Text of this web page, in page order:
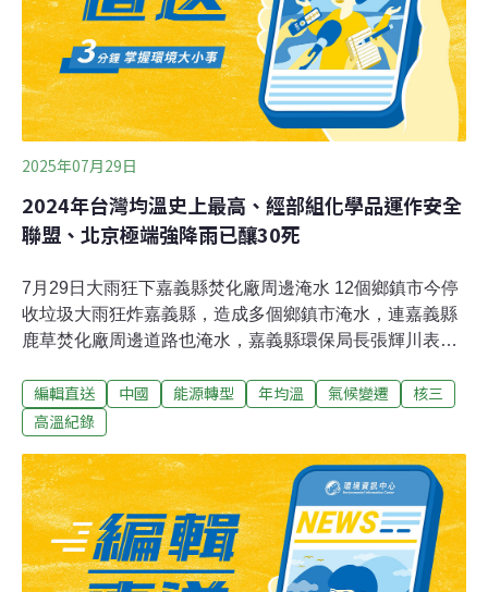
2025年07月29日
2024年台灣均溫史上最高、經部組化學品運作安全
聯盟、北京極端強降雨已釀30死
7月29日大雨狂下嘉義縣焚化廠周邊淹水 12個鄉鎮市今停
收垃圾大雨狂炸嘉義縣，造成多個鄉鎮市淹水，連嘉義縣
鹿草焚化廠周邊道路也淹水，嘉義縣環保局長張輝川表
個鄉鎮市暫時停止收垃圾一天。（自由時報報導）保育類
欖蠵龜困網哀吼 澎湖岸巡聞聲及時救援一隻保育類「欖
日前執行港區及岸際巡查，在離岸約10公尺處聽見一隻活
體海龜吼聲，趨前查看受困破舊漁網中無法脫身，且身上
有明顯外傷，立即通報救援，並送交水試所澎湖漁業生物
研究中心海龜收容中心進行後續照護。（中央社報導）
編輯直送 中國 能源轉型 年均溫 氣候變遷
核三
高溫紀錄